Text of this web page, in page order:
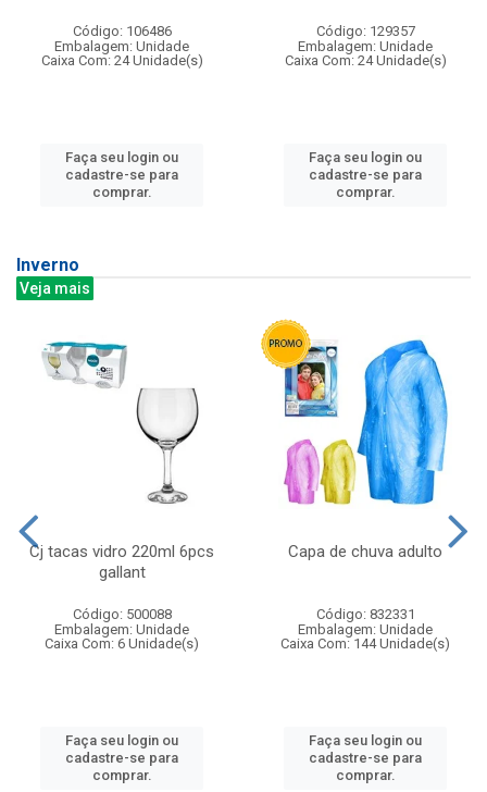
Código: 106486
Embalagem: Unidade
Caixa Com: 24 Unidade(s)
Faça seu login ou
cadastre-se para
comprar.
Código: 129357
Embalagem: Unidade
Caixa Com: 24 Unidade(s)
Faça seu login ou
cadastre-se para
comprar.
Inverno
Veja mais
Cj tacas vidro 220ml 6pcs
gallant
Código: 500088
Embalagem: Unidade
Caixa Com: 6 Unidade(s)
Faça seu login ou
cadastre-se para
comprar.
Capa de chuva adulto
Código: 832331
Embalagem: Unidade
Caixa Com: 144 Unidade(s)
Faça seu login ou
cadastre-se para
comprar.